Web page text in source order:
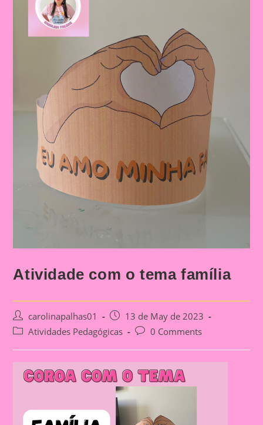
Atividade com o tema família
Post
author:
carolinapalhas01
Post
published:
13 de May de 2023
PostAtividades Pedagógicas
Post0 Comments